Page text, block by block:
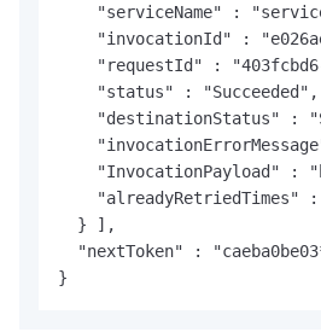
"serviceName" :
"invocationId" :
"requestId" :
    "status" : "Succeeded",
"destinationStatus" :
"InvocationPayload" :
"alreadyRetriedTimes"
  } ],
"nextToken" :
}